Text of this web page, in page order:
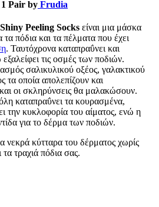
1 Pair by Frudia
Peeling Socks είναι μια μάσκα
πόδια και τα πέλματα που έχει
. Ταυτόχρονα καταπραΰνει και
τις οσμές των ποδιών.
σαλικυλικού οξέος, γαλακτικού
τα οποία απολεπίζουν και
και οι σκληρύνσεις θα μαλακώσουν.
καταπραΰνει τα κουρασμένα,
την κυκλοφορία του αίματος, ενώ η
για το δέρμα των ποδιών.
νεκρά κύτταρα του δέρματος χωρίς
τραχιά πόδια σας.